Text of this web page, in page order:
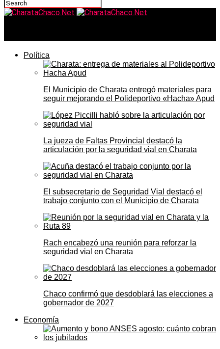
Política
El Municipio de Charata entregó materiales para
seguir mejorando el Polideportivo «Hacha» Apud
La jueza de Faltas Provincial destacó la
articulación por la seguridad vial en Charata
El subsecretario de Seguridad Vial destacó el
trabajo conjunto con el Municipio de Charata
Rach encabezó una reunión para reforzar la
seguridad vial en Charata
Chaco confirmó que desdoblará las elecciones a
gobernador de 2027
Economía